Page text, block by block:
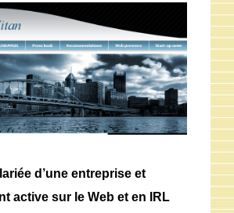
d’une entreprise et
active sur le Web et en IRL